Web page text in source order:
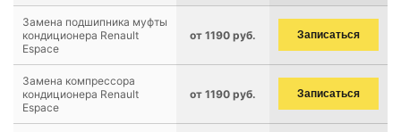
Замена подшипника муфты
кондиционера Renault
Espace
от 1190 руб. Записаться
Замена компрессора
кондиционера Renault
Espace
от 1190 руб. Записаться